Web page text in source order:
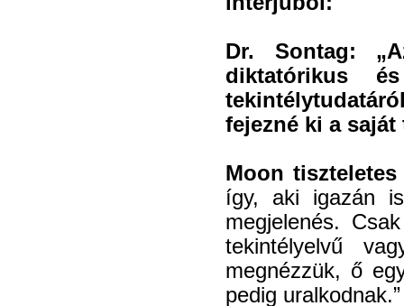
Dr. Sontag:
diktatórikus
fejezné ki a
Moon tiszteletes
így, aki igazán
megjelenés.
tekintélyelvű
megnézzük, ő
pedig uralkodnak.”